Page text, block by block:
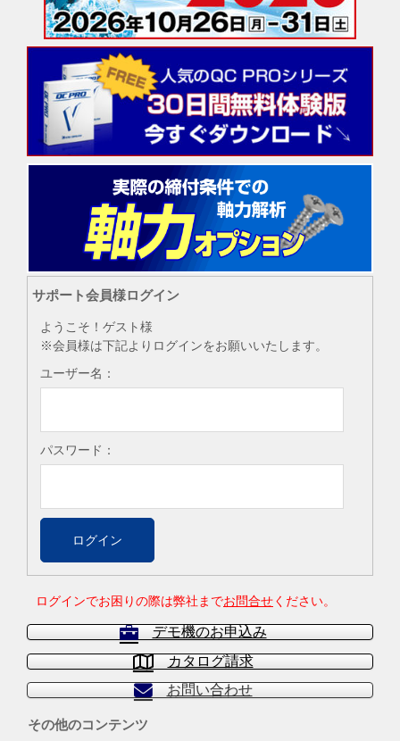
サポート会員様ログイン
ようこそ！ゲスト様
※会員様は下記よりログインをお願いいたします。
ユーザー名：
パスワード：
ログインでお困りの際は弊社までお問合せください。
デモ機のお申込み
カタログ請求
お問い合わせ
その他のコンテンツ